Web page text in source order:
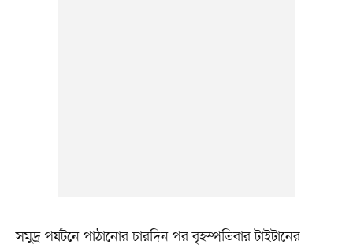
সমুদ্র পর্যটনে পাঠানোর চারদিন পর বৃহস্পতিবার টাইটানের